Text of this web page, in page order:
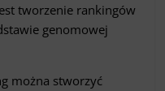
tworzenie rankingów
genomowej
można stworzyć